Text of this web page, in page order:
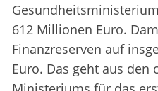
612 Millionen Euro.
Finanzreserven auf
Euro. Das geht aus den